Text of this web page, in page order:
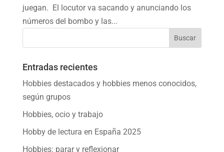
juegan. El locutor va sacando y anunciando los
números del bombo y las...
Entradas recientes
Hobbies destacados y hobbies menos conocidos,
según grupos
Hobbies, ocio y trabajo
Hobby de lectura en España 2025
Hobbies: parar y reflexionar